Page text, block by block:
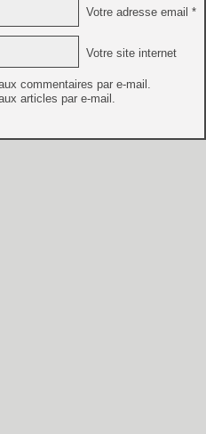
Votre adresse email *
Votre site internet
commentaires par e-mail.
articles par e-mail.